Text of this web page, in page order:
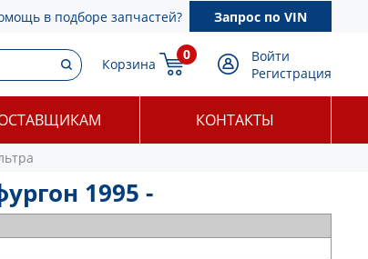
в подборе запчастей? Запрос по VIN
Корзина
0
Войти
Регистрация
КОНТАКТЫ
1995 -